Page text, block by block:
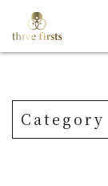
Category